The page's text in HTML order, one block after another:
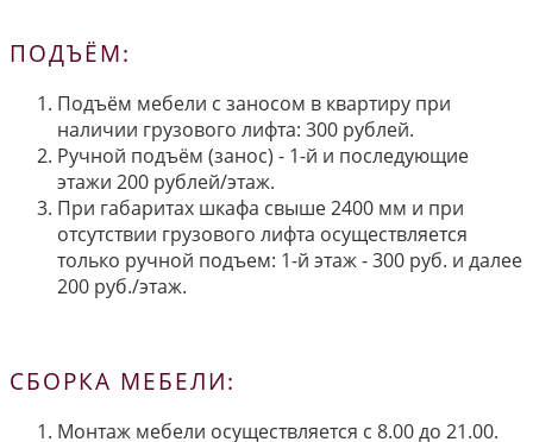
ПОДЪЁМ:
Подъём мебели с заносом в квартиру при
наличии грузового лифта: 300 рублей.
Ручной подъём (занос) - 1-й и последующие
этажи 200 рублей/этаж.
При габаритах шкафа свыше 2400 мм и при
отсутствии грузового лифта осуществляется
только ручной подъем: 1-й этаж - 300 руб. и далее
200 руб./этаж.
СБОРКА МЕБЕЛИ:
Монтаж мебели осуществляется с 8.00 до 21.00.